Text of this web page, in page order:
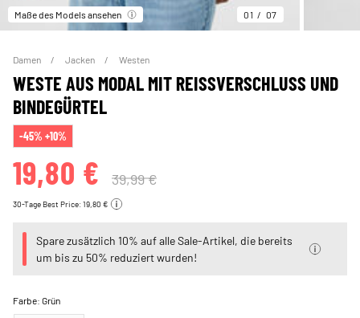
Maße des Models ansehen 01 07
Damen Jacken Westen
WESTE AUS MODAL MIT REISSVERSCHLUSS UND B
INDEGÜRTEL
-45% +10%
19,80 € 39,99 €
30-Tage Best Price: 19,80 €
Spare zusätzlich 10% auf alle Sale-Artikel, die bereits
um bis zu 50% reduziert wurden!
Farbe:Grün